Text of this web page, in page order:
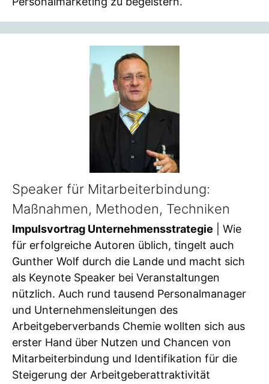
Speaker für Mitarbeiterbindung:
Maßnahmen, Methoden, Techniken
Impulsvortrag Unternehmensstrategie | Wie
für erfolgreiche Autoren üblich, tingelt auch
Gunther Wolf durch die Lande und macht sich
als Keynote Speaker bei Veranstaltungen
nützlich. Auch rund tausend Personalmanager
und Unternehmensleitungen des
Arbeitgeberverbands Chemie wollten sich aus
erster Hand über Nutzen und Chancen von
Mitarbeiterbindung und Identifikation für die
Steigerung der Arbeitgeberattraktivität